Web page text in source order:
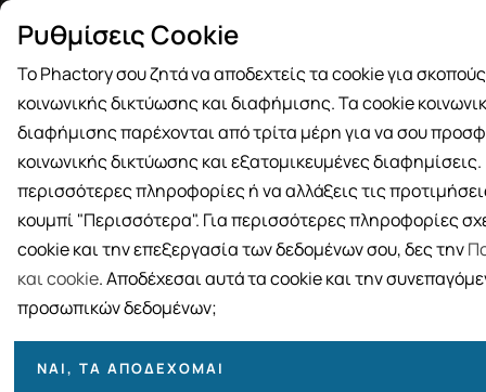
των 49€
BRANDS ΓΥΝΑΙΚΑ ΑΝΔΡΑΣ ΜΗΤΕΡΑ ΚΑΙ
Ταξινόμηση
Ρυθμίσεις Cookie
Το Phactory σου ζητά να αποδεχτείς τα cookie για
κοινωνικής δικτύωσης και διαφήμισης. Τα cookie
διαφήμισης παρέχονται από τρίτα μέρη για να σου
κοινωνικής δικτύωσης και εξατομικευμένες διαφημίσεις.
περισσότερες πληροφορίες ή να αλλάξεις τις
κουμπί "Περισσότερα". Για περισσότερες πληροφορίες
cookie και την επεξεργασία των δεδομένων σου, δες την
και cookie. Αποδέχεσαι αυτά τα cookie και την
προσωπικών δεδομένων;
ΝΑΙ, ΤΑ ΑΠΟΔΈΧΟΜΑΙ